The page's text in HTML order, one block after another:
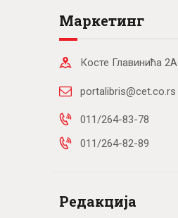
Маркетинг
Косте Главинића 2А
portalibris@cet.co.rs
011/264-83-78
011/264-82-89
Редакција